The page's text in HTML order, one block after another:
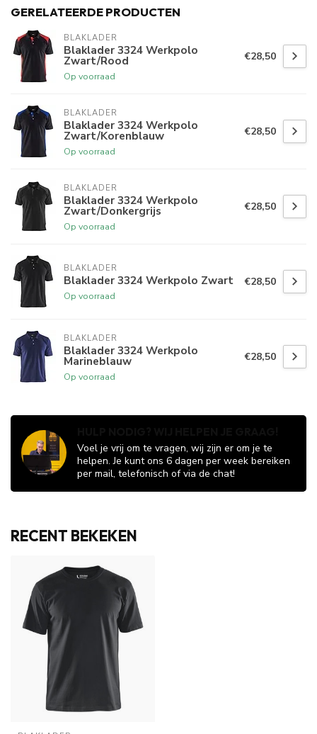
GERELATEERDE PRODUCTEN
BLAKLADER
Blaklader 3324 Werkpolo
Zwart/Rood
Op voorraad
€28,50
BLAKLADER
Blaklader 3324 Werkpolo
Zwart/Korenblauw
Op voorraad
€28,50
BLAKLADER
Blaklader 3324 Werkpolo
Zwart/Donkergrijs
Op voorraad
€28,50
BLAKLADER
Blaklader 3324 Werkpolo Zwart
Op voorraad
€28,50
BLAKLADER
Blaklader 3324 Werkpolo
Marineblauw
Op voorraad
€28,50
Voel je vrij om te vragen, wij zijn er om je te
helpen. Je kunt ons 6 dagen per week bereiken
per mail, telefonisch of via de chat!
RECENT BEKEKEN